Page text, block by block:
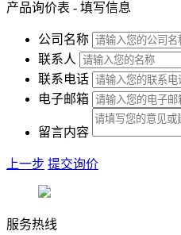
产品询价表 - 填写信息
公司名称
联系人
联系电话
电子邮箱
留言内容
上一步 提交询价
服务热线